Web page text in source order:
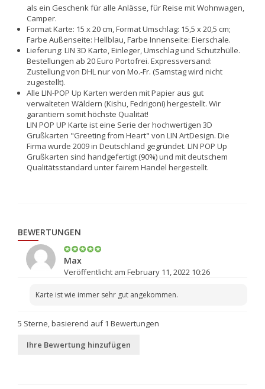
als ein Geschenk für alle Anlässe, für Reise mit Wohnwagen,
Camper.
Format Karte: 15 x 20 cm, Format Umschlag: 15,5 x 20,5 cm;
Farbe Außenseite: Hellblau, Farbe Innenseite: Eierschale.
Lieferung: LIN 3D Karte, Einleger, Umschlag und Schutzhülle.
Bestellungen ab 20 Euro Portofrei. Expressversand:
Zustellung von DHL nur von Mo.-Fr. (Samstag wird nicht
zugestellt).
Alle LIN-POP Up Karten werden mit Papier aus gut
verwalteten Wäldern (Kishu, Fedrigoni) hergestellt. Wir
garantiern somit höchste Qualität!
LIN POP UP Karte ist eine Serie der hochwertigen 3D
Grußkarten "Greeting from Heart" von LIN ArtDesign. Die
Firma wurde 2009 in Deutschland gegründet. LIN POP Up
Grußkarten sind handgefertigt (90%) und mit deutschem
Qualitätsstandard unter fairem Handel hergestellt.
BEWERTUNGEN
Max
Veröffentlicht am February 11, 2022 10:26
Karte ist wie immer sehr gut angekommen.
5 Sterne, basierend auf1 Bewertungen
Ihre Bewertung hinzufügen